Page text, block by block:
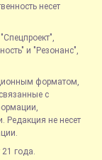
несет
и "Резонанс",
форматом,
с
Редакция не несет
года.